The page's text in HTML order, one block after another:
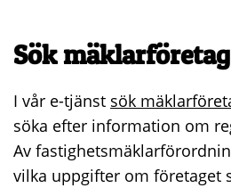
Sök mäklarföretag
I vår e-tjänst sök
söka efter information om
Av
vilka uppgifter om företaget